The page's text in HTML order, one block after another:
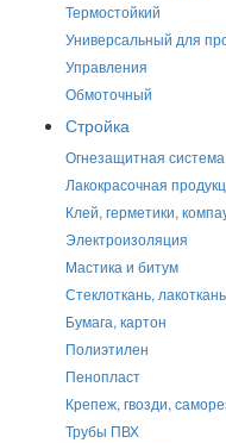
Термостойкий
Универсальный для
Управления
Обмоточный
Стройка
Огнезащитная система
Лакокрасочная
Клей, герметики,
Электроизоляция
Мастика и битум
Стеклоткань, лакоткань
Бумага, картон
Полиэтилен
Пенопласт
Крепеж, гвозди,
Трубы ПВХ